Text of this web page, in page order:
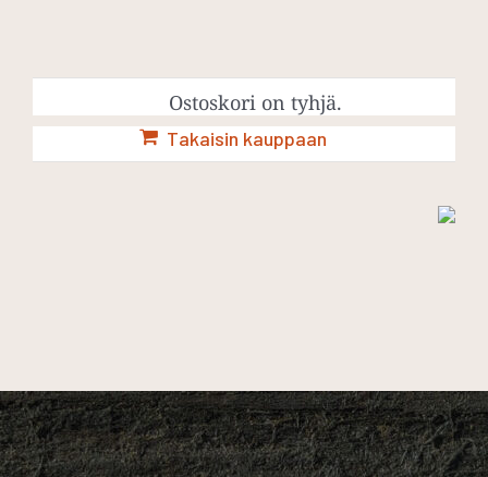
Ostoskori on tyhjä.
Takaisin kauppaan